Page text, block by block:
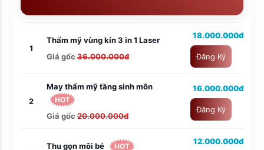
1
Thẩm mỹ vùng kín 3 in 1 Laser
Giá gốc 36.000.000đ
18.000.000đ
Đăng Ký
2
May thẩm mỹ tầng sinh môn
HOT
Giá gốc 20.000.000đ
16.000.000đ
Đăng Ký
Thu gọn môi bé HOT
12.000.000đ